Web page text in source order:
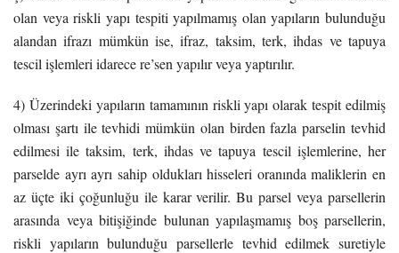
olan veya riskli yapı tespiti yapılmamış olan yapıların bulunduğu
alandan ifrazı mümkün ise, ifraz, taksim, terk, ihdas ve tapuya
tescil işlemleri idarece re’sen yapılır veya yaptırılır.
4) Üzerindeki yapıların tamamının riskli yapı olarak tespit edilmiş
olması şartı ile tevhidi mümkün olan birden fazla parselin tevhid
edilmesi ile taksim, terk, ihdas ve tapuya tescil işlemlerine, her
parselde ayrı ayrı sahip oldukları hisseleri oranında maliklerin en
az üçte iki çoğunluğu ile karar verilir. Bu parsel veya parsellerin
arasında veya bitişiğinde bulunan yapılaşmamış boş parsellerin,
riskli yapıların bulunduğu parsellerle tevhid edilmek suretiyle